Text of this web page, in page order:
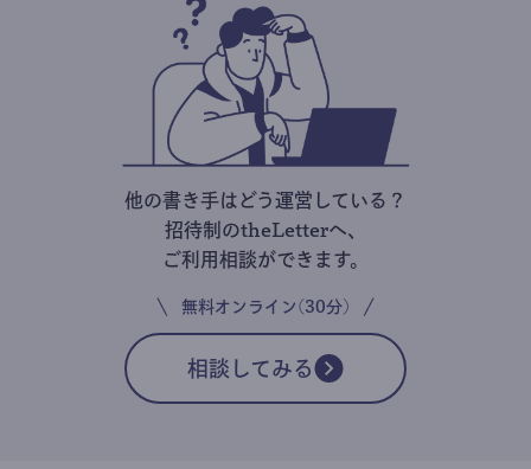
他の書き手はどう運営している？
招待制のtheLetterへ、
ご利用相談ができます。
無料オンライン(30分)
相談してみる